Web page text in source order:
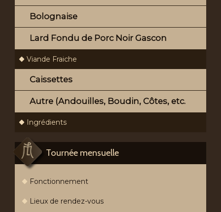
Bolognaise
Lard Fondu de Porc Noir Gascon
Viande Fraiche
Caissettes
Autre (Andouilles, Boudin, Côtes, etc.
Ingrédients
Tournée mensuelle
Fonctionnement
Lieux de rendez-vous